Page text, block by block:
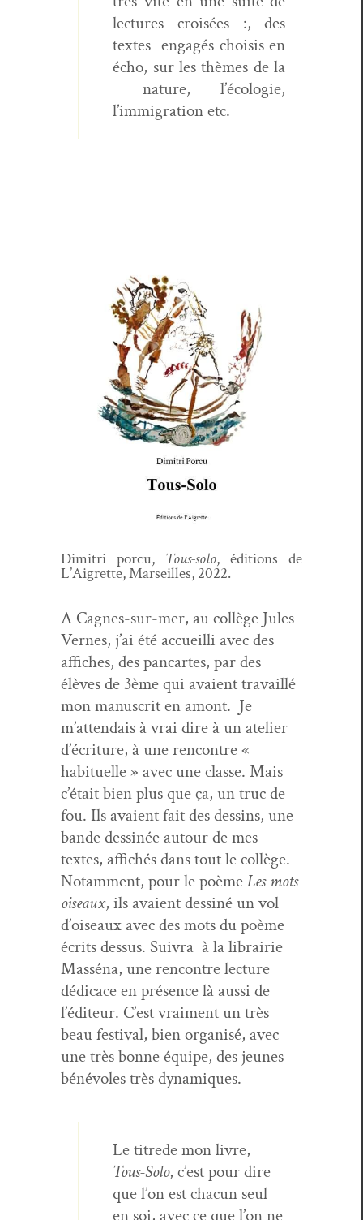
lec­tures croisées :, des
textes engagés choi­sis en
écho, sur les thèmes de la
nature, l’écologie,
l’immigration etc.
Dim­itri por­cu, Tous-solo, édi­tions de
L’Ai­grette, Mar­seilles, 2022.
A Cagnes-sur-mer, au col­lège Jules
Vernes, j’ai été accueil­li avec des
affich­es, des pan­car­tes, par des
élèves de 3ème qui avaient tra­vail­lé
mon man­u­scrit en amont. Je
m’attendais à vrai dire à un ate­lier
d’écriture, à une ren­con­tre «
habituelle » avec une classe. Mais
c’était bien plus que ça, un truc de
fou. Ils avaient fait des dessins, une
bande dess­inée autour de mes
textes, affichés dans tout le col­lège.
Notam­ment, pour le poèmeLes mots
oiseaux, ils avaient dess­iné un vol
d’oiseaux avec des mots du poème
écrits dessus. Suiv­ra à la librairie
Massé­na, une ren­con­tre lec­ture
dédi­cace en présence là aus­si de
l’éditeur. C’est vrai­ment un très
beau fes­ti­val, bien organ­isé, avec
une très bonne équipe, des jeunes
bénév­oles très dynamiques.
Le titrede mon livre,
Tous-Solo, c’est pour dire
que l’on est cha­cun seul
en soi, avec ce que l’on ne